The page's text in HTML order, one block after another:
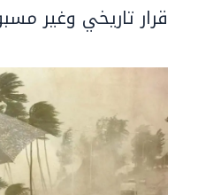
قرار تاريخي وغير